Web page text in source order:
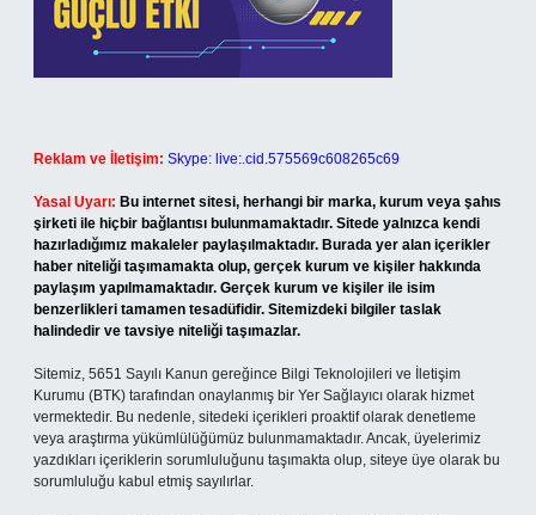
Reklam ve İletişim: Skype: live:.cid.575569c608265c69
Yasal Uyarı: Bu internet sitesi, herhangi bir marka, kurum veya şahıs
şirketi ile hiçbir bağlantısı bulunmamaktadır. Sitede yalnızca kendi
hazırladığımız makaleler paylaşılmaktadır. Burada yer alan içerikler
haber niteliği taşımamakta olup, gerçek kurum ve kişiler hakkında
paylaşım yapılmamaktadır. Gerçek kurum ve kişiler ile isim
benzerlikleri tamamen tesadüfidir. Sitemizdeki bilgiler taslak
halindedir ve tavsiye niteliği taşımazlar.
Sitemiz, 5651 Sayılı Kanun gereğince Bilgi Teknolojileri ve İletişim
Kurumu (BTK) tarafından onaylanmış bir Yer Sağlayıcı olarak hizmet
vermektedir. Bu nedenle, sitedeki içerikleri proaktif olarak denetleme
veya araştırma yükümlülüğümüz bulunmamaktadır. Ancak, üyelerimiz
yazdıkları içeriklerin sorumluluğunu taşımakta olup, siteye üye olarak bu
sorumluluğu kabul etmiş sayılırlar.